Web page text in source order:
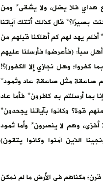
هداي فلا يضل، ولا يشقى* ومن
قال كذلك أتتك آياتنا
يهد لهم كم أهلكنا قبلهم من
128. وقال تعالى عن اليمنيين أهل سبأ: (فأعرضوا فأرسلنا عليهم
وهل نجازي إلا الكفور)؟!
صاعقة مثل صاعقة عاد وثمود*
بما أرسلتم به كافرون* فأما عاد
قوة؟ وكانوا بآياتنا يجحدون*
أخزى، وهم لا ينصرون* وأما ثمود
الذين آمنوا وكانوا يتقون)
مكناهم في الأرض ما لم نمكن